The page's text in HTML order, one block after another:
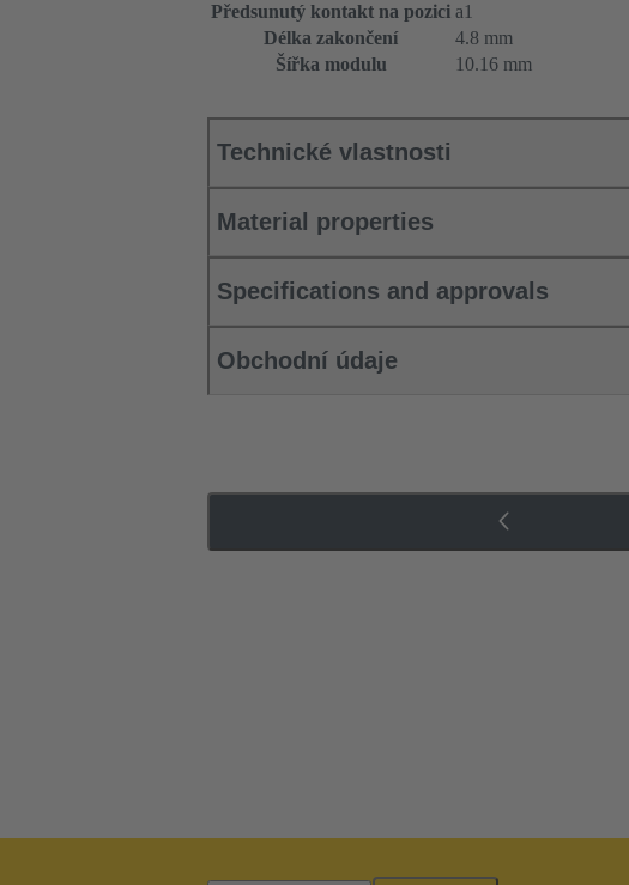
Předsunutý kontakt na pozici a1
Délka zakončení
4.8 mm
Šířka modulu
10.16 mm
Technické vlastnosti
Material properties
Specifications and approvals
Obchodní údaje